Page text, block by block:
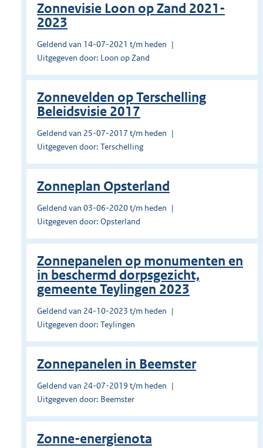
Zonnevisie Loon op Zand 2021-
2023
Geldend van 14-07-2021 t/m heden
Uitgegeven door: Loon op Zand
Zonnevelden op Terschelling
Beleidsvisie 2017
Geldend van 25-07-2017 t/m heden
Uitgegeven door: Terschelling
Zonneplan Opsterland
Geldend van 03-06-2020 t/m heden
Uitgegeven door: Opsterland
Zonnepanelen op monumenten en
in beschermd dorpsgezicht,
gemeente Teylingen 2023
Geldend van 24-10-2023 t/m heden
Uitgegeven door: Teylingen
Zonnepanelen in Beemster
Geldend van 24-07-2019 t/m heden
Uitgegeven door: Beemster
Zonne-energienota